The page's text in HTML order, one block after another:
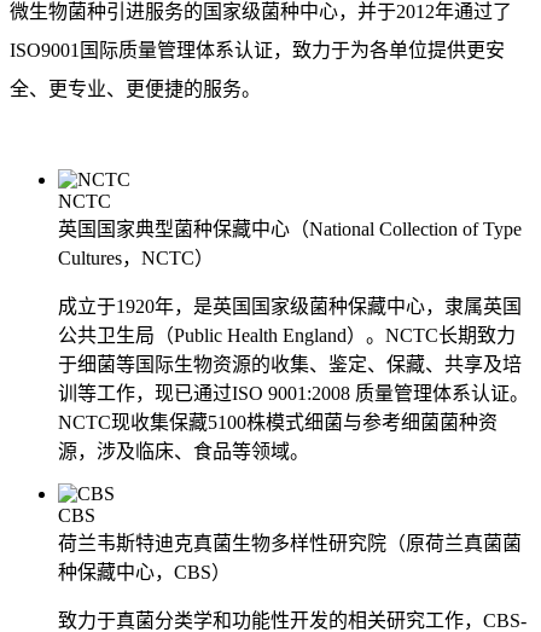
微生物菌种引进服务的国家级菌种中心，并于2012年通过了
ISO9001国际质量管理体系认证，致力于为各单位提供更安
全、更专业、更便捷的服务。
NCTC
英国国家典型菌种保藏中心（National Collection of Type
Cultures，NCTC）
成立于1920年，是英国国家级菌种保藏中心，隶属英国
公共卫生局（Public Health England）。NCTC长期致力
于细菌等国际生物资源的收集、鉴定、保藏、共享及培
训等工作，现已通过ISO 9001:2008 质量管理体系认证。
NCTC现收集保藏5100株模式细菌与参考细菌菌种资
源，涉及临床、食品等领域。
CBS
荷兰韦斯特迪克真菌生物多样性研究院（原荷兰真菌菌
种保藏中心，CBS）
致力于真菌分类学和功能性开发的相关研究工作，CBS-